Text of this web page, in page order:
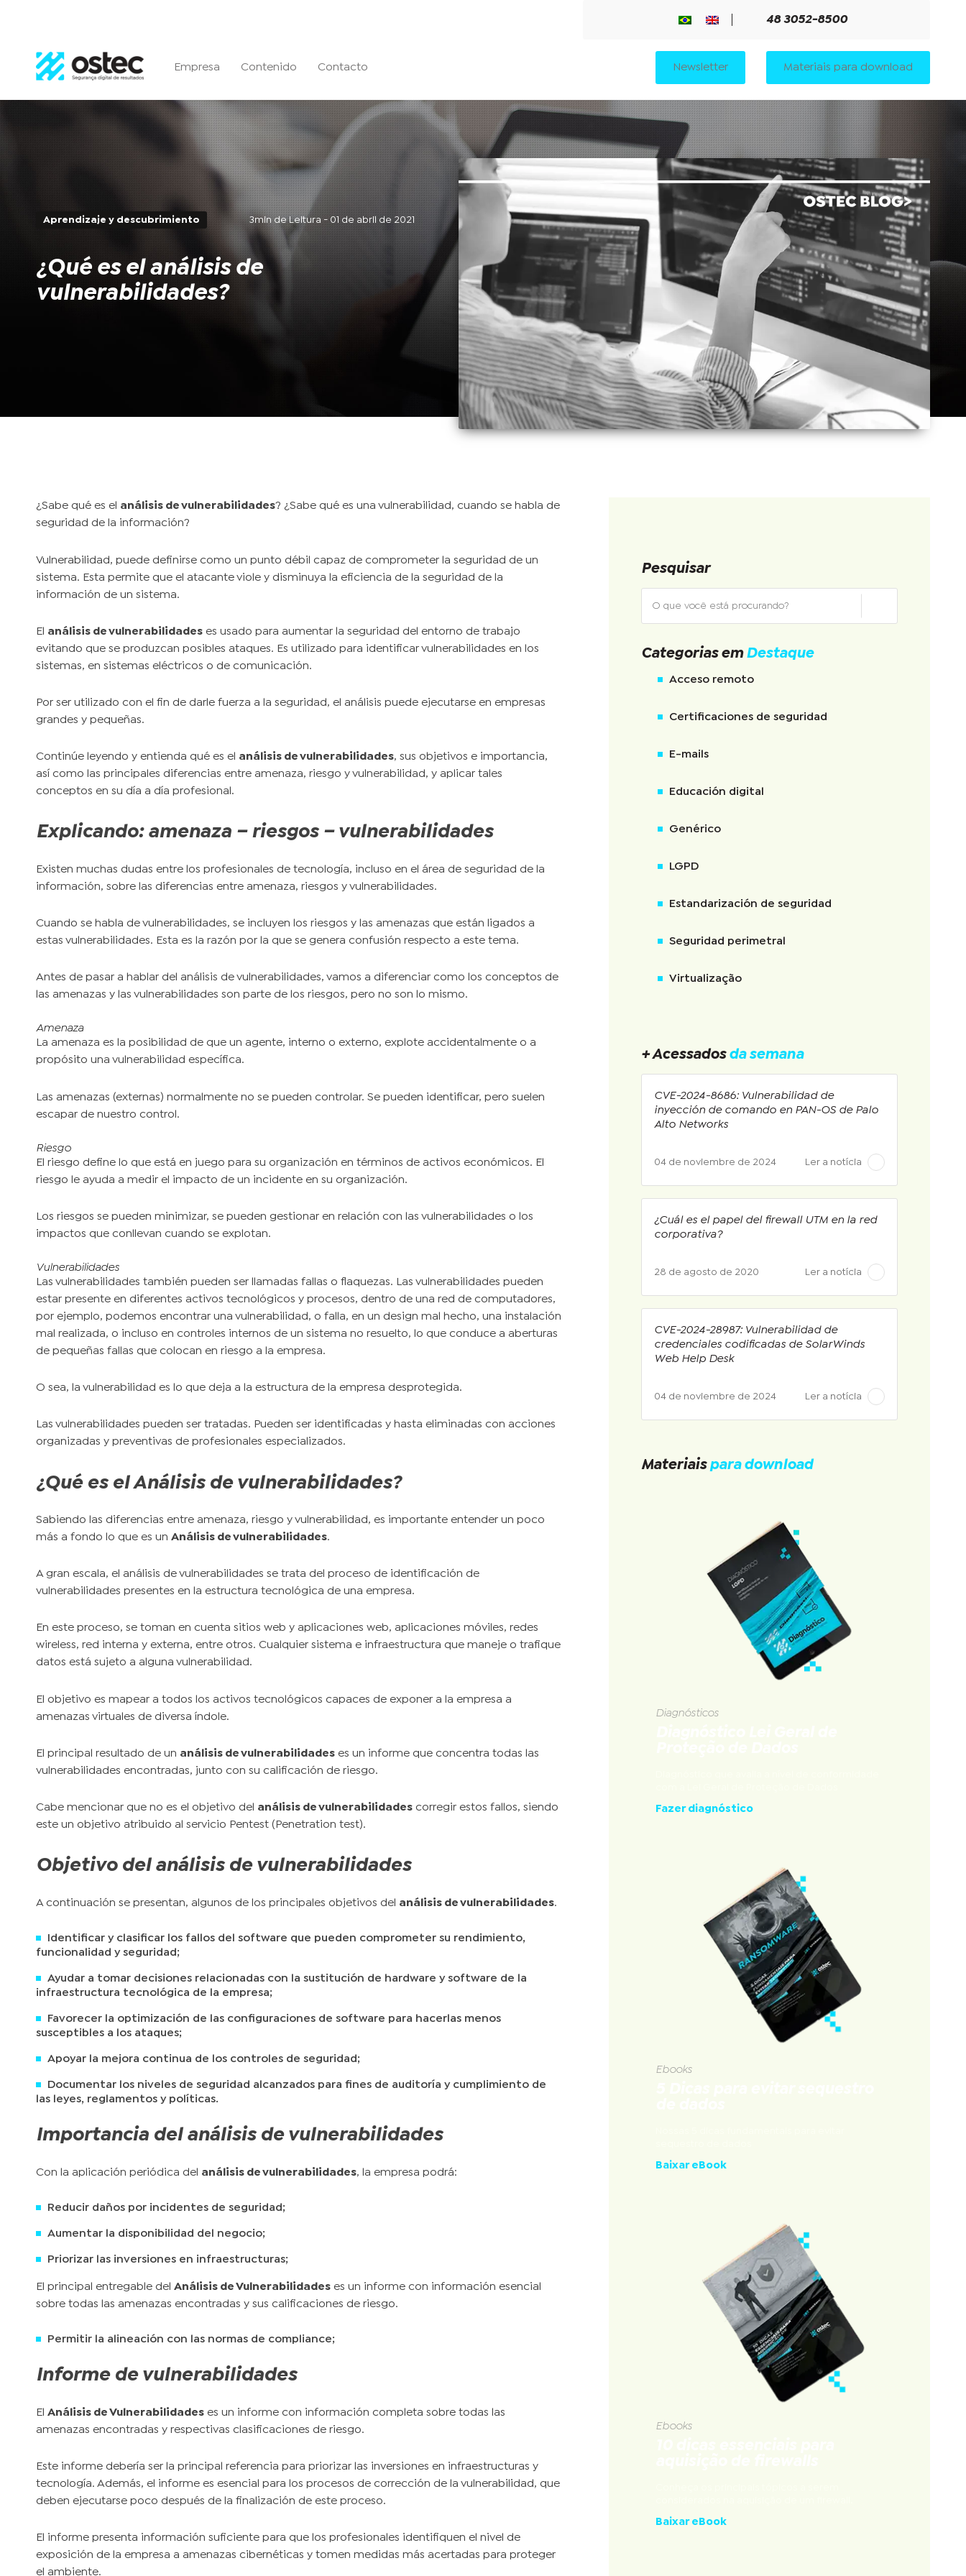
48 3052-8500
Empresa Contenido Contacto Newsletter Materiais para download
Aprendizaje y descubrimiento 3min de Leitura - 01 de abril de 2021
¿Qué es el análisis de
vulnerabilidades?
¿Sabe qué es el análisis de vulnerabilidades? ¿Sabe qué es una vulnerabilidad, cuando se habla de
seguridad de la información?
Vulnerabilidad, puede definirse como un punto débil capaz de comprometer la seguridad de un
sistema. Esta permite que el atacante viole y disminuya la eficiencia de la seguridad de la
información de un sistema.
El análisis de vulnerabilidades es usado para aumentar la seguridad del entorno de trabajo
evitando que se produzcan posibles ataques. Es utilizado para identificar vulnerabilidades en los
sistemas, en sistemas eléctricos o de comunicación.
Por ser utilizado con el fin de darle fuerza a la seguridad, el análisis puede ejecutarse en empresas
grandes y pequeñas.
Continúe leyendo y entienda qué es el análisis de vulnerabilidades, sus objetivos e importancia,
así como las principales diferencias entre amenaza, riesgo y vulnerabilidad, y aplicar tales
conceptos en su día a día profesional.
Explicando: amenaza – riesgos – vulnerabilidades
Existen muchas dudas entre los profesionales de tecnología, incluso en el área de seguridad de la
información, sobre las diferencias entre amenaza, riesgos y vulnerabilidades.
Cuando se habla de vulnerabilidades, se incluyen los riesgos y las amenazas que están ligados a
estas vulnerabilidades. Esta es la razón por la que se genera confusión respecto a este tema.
Antes de pasar a hablar del análisis de vulnerabilidades, vamos a diferenciar como los conceptos de
las amenazas y las vulnerabilidades son parte de los riesgos, pero no son lo mismo.
Amenaza
La amenaza es la posibilidad de que un agente, interno o externo, explote accidentalmente o a
propósito una vulnerabilidad específica.
Las amenazas (externas) normalmente no se pueden controlar. Se pueden identificar, pero suelen
escapar de nuestro control.
Riesgo
El riesgo define lo que está en juego para su organización en términos de activos económicos. El
riesgo le ayuda a medir el impacto de un incidente en su organización.
Los riesgos se pueden minimizar, se pueden gestionar en relación con las vulnerabilidades o los
impactos que conllevan cuando se explotan.
Vulnerabilidades
Las vulnerabilidades también pueden ser llamadas fallas o flaquezas. Las vulnerabilidades pueden
estar presente en diferentes activos tecnológicos y procesos, dentro de una red de computadores,
por ejemplo, podemos encontrar una vulnerabilidad, o falla, en un design mal hecho, una instalación
mal realizada, o incluso en controles internos de un sistema no resuelto, lo que conduce a aberturas
de pequeñas fallas que colocan en riesgo a la empresa.
O sea, la vulnerabilidad es lo que deja a la estructura de la empresa desprotegida.
Las vulnerabilidades pueden ser tratadas. Pueden ser identificadas y hasta eliminadas con acciones
organizadas y preventivas de profesionales especializados.
¿Qué es el Análisis de vulnerabilidades?
Sabiendo las diferencias entre amenaza, riesgo y vulnerabilidad, es importante entender un poco
más a fondo lo que es un Análisis de vulnerabilidades.
A gran escala, el análisis de vulnerabilidades se trata del proceso de identificación de
vulnerabilidades presentes en la estructura tecnológica de una empresa.
En este proceso, se toman en cuenta sitios web y aplicaciones web, aplicaciones móviles, redes
wireless, red interna y externa, entre otros. Cualquier sistema e infraestructura que maneje o trafique
datos está sujeto a alguna vulnerabilidad.
El objetivo es mapear a todos los activos tecnológicos capaces de exponer a la empresa a
amenazas virtuales de diversa índole.
El principal resultado de un análisis de vulnerabilidades es un informe que concentra todas las
vulnerabilidades encontradas, junto con su calificación de riesgo.
Cabe mencionar que no es el objetivo del análisis de vulnerabilidades corregir estos fallos, siendo
este un objetivo atribuido al servicio Pentest (Penetration test).
Objetivo del análisis de vulnerabilidades
A continuación se presentan, algunos de los principales objetivos del análisis de vulnerabilidades
Identificar y clasificar los fallos del software que pueden comprometer su rendimiento,
funcionalidad y seguridad;
Ayudar a tomar decisiones relacionadas con la sustitución de hardware y software de la
infraestructura tecnológica de la empresa;
Favorecer la optimización de las configuraciones de software para hacerlas menos
susceptibles a los ataques;
Apoyar la mejora continua de los controles de seguridad;
Documentar los niveles de seguridad alcanzados para fines de auditoría y cumplimiento de
las leyes, reglamentos y políticas.
Importancia del análisis de vulnerabilidades
Con la aplicación periódica del análisis de vulnerabilidades , la empresa podrá:
Reducir daños por incidentes de seguridad;
Aumentar la disponibilidad del negocio;
Priorizar las inversiones en infraestructuras;
El principal entregable del Análisis de Vulnerabilidades es un informe con información esencial
sobre todas las amenazas encontradas y sus calificaciones de riesgo.
Permitir la alineación con las normas de compliance;
Informe de vulnerabilidades
El Análisis de Vulnerabilidades es un informe con información completa sobre todas las
amenazas encontradas y respectivas clasificaciones de riesgo.
Este informe debería ser la principal referencia para priorizar las inversiones en infraestructuras y
tecnología. Además, el informe es esencial para los procesos de corrección de la vulnerabilidad, que
deben ejecutarse poco después de la finalización de este proceso.
El informe presenta información suficiente para que los profesionales identifiquen el nivel de
exposición de la empresa a amenazas cibernéticas y tomen medidas más acertadas para proteger
el ambiente.
Pesquisar
Categorias em Destaque
Acceso remoto
Certificaciones de seguridad
E-mails
Educación digital
Genérico
LGPD
Estandarización de seguridad
Seguridad perimetral
Virtualização
+ Acessados da semana
CVE-2024-8686: Vulnerabilidad de
inyección de comando en PAN-OS de Palo
Alto Networks
04 de noviembre de 2024 Ler a notícia
¿Cuál es el papel del firewall UTM en la red
corporativa?
28 de agosto de 2020 Ler a notícia
CVE-2024-28987: Vulnerabilidad de
credenciales codificadas de SolarWinds
Web Help Desk
04 de noviembre de 2024 Ler a notícia
Materiais para download
Diagnósticos
Fazer diagnóstico
Ebooks
Baixar eBook
Ebooks
Baixar eBook